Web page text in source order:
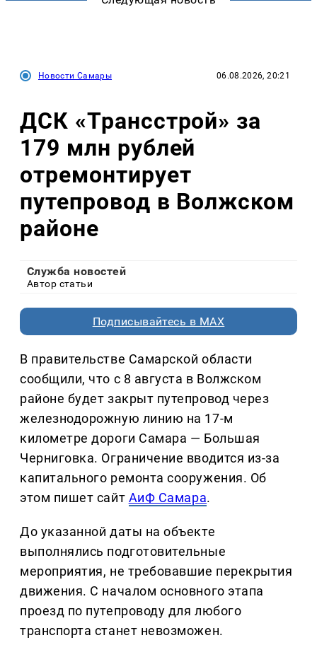
Новости Самары 06.08.2026, 20:21
ДСК «Трансстрой» за
179 млн рублей
отремонтирует
путепровод в Волжском
районе
Служба новостей
Автор статьи
Подписывайтесь в MAX
В правительстве Самарской области
сообщили, что с 8 августа в Волжском
районе будет закрыт путепровод через
железнодорожную линию на 17-м
километре дороги Самара — Большая
Черниговка. Ограничение вводится из-за
капитального ремонта сооружения. Об
этом пишет сайт АиФ Самара.
До указанной даты на объекте
выполнялись подготовительные
мероприятия, не требовавшие перекрытия
движения. С началом основного этапа
проезд по путепроводу для любого
транспорта станет невозможен.